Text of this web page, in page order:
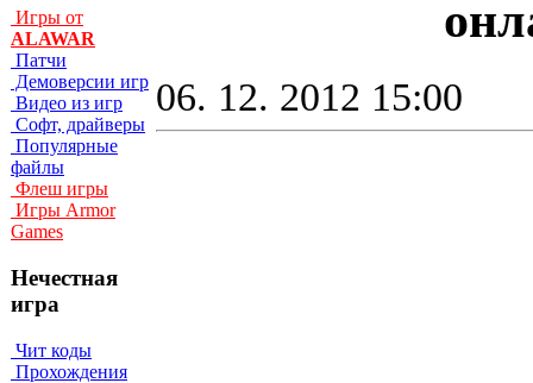
Игры от
ALAWAR
Патчи
Демоверсии игр
Видео из игр
Софт, драйверы
Популярные
файлы
Флеш игры
Игры Armor
Games
Нечестная
игра
Чит коды
Прохождения
06. 12. 2012 15:00